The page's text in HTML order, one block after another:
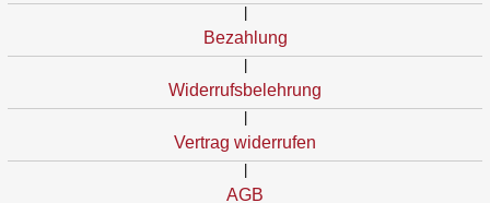
Bezahlung
Widerrufsbelehrung
Vertrag widerrufen
AGB